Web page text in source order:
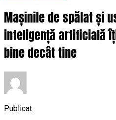
Mașinile de spălat și
inteligență artificială
bine decât tine
Publicat